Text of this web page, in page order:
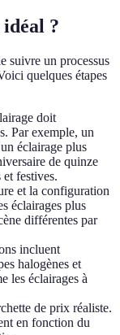
?
suivre un processus
quelques étapes
doit
Par exemple, un
éclairage plus
de quinze
festives.
et la configuration
éclairages plus
différentes par
incluent
halogènes et
les éclairages à
de prix réaliste.
en fonction du